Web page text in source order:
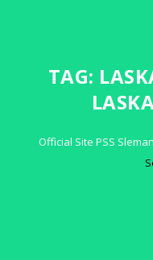
TAG:
Official Site PSS Sleman